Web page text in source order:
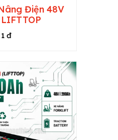
Điện 48V
1 đ